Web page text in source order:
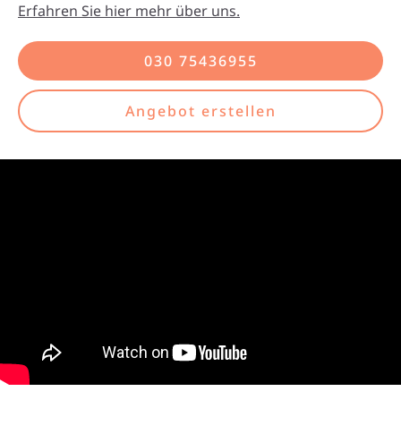
Erfahren Sie hier mehr über uns.
030 75436955
Angebot erstellen